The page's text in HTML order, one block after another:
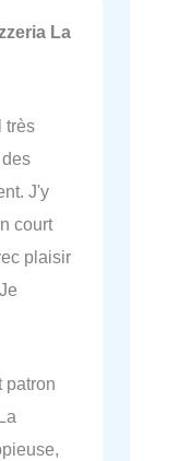
La
très
J'y
court
plaisir
patron